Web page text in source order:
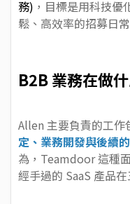
務) ，目標是用科技
鬆、高效率的招募日常
B2B 業務在做
Allen 主要負責的工作
定、業務開發與後續
為，Teamdoor 這種
經手過的 SaaS 產品